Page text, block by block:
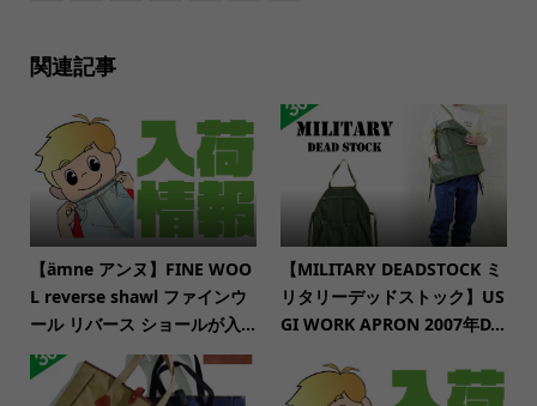
関連記事
【ämne アンヌ】FINE WOO
L reverse shawl ファインウ
ール リバース ショールが入...
【MILITARY DEADSTOCK ミ
リタリーデッドストック】US
GI WORK APRON 2007年D...